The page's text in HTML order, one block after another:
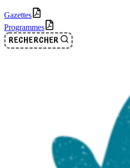
Gazettes
Programmes
RECHERCHER